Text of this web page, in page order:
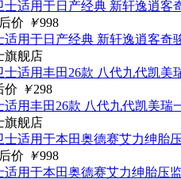
价 ￥998
适用于日产经典 新轩逸逍客奇
旗舰店
价 ￥298
适用丰田26款 八代九代凯美瑞
旗舰店
价 ￥998
适用于本田奥德赛艾力绅胎压